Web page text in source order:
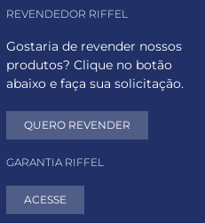
REVENDEDOR RIFFEL
Gostaria de revender nossos
produtos? Clique no botão
abaixo e faça sua solicitação.
QUERO REVENDER
GARANTIA RIFFEL
ACESSE